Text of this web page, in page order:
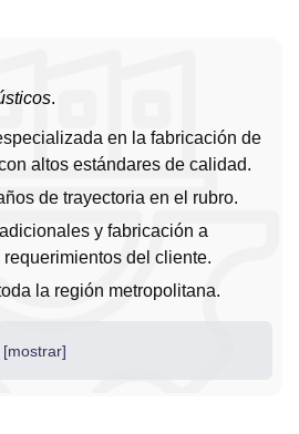
.
en la fabricación de
altos estándares de calidad.
de trayectoria en el rubro.
y fabricación a
del cliente.
la región metropolitana.